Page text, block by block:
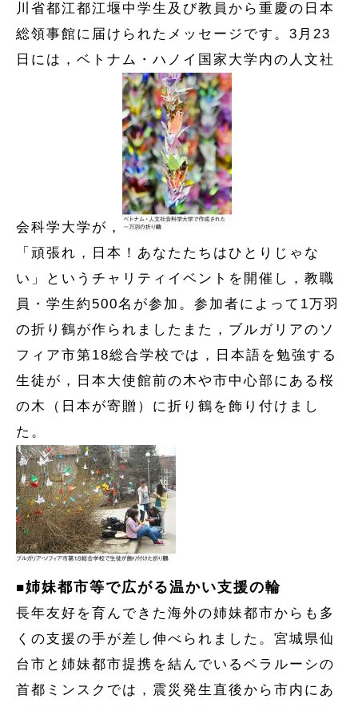
川省都江都江堰中学生及び教員から重慶の日本
総領事館に届けられたメッセージです。3月23
日には，ベトナム・ハノイ国家大学内の人文社
会科学大学が，
「頑張れ，日本！あなたたちはひとりじゃな
い」というチャリティイベントを開催し，教職
員・学生約500名が参加。参加者によって1万羽
の折り鶴が作られましたまた，ブルガリアのソ
フィア市第18総合学校では，日本語を勉強する
生徒が，日本大使館前の木や市中心部にある桜
の木（日本が寄贈）に折り鶴を飾り付けまし
た。
■姉妹都市等で広がる温かい支援の輪
長年友好を育んできた海外の姉妹都市からも多
くの支援の手が差し伸べられました。宮城県仙
台市と姉妹都市提携を結んでいるベラルーシの
首都ミンスクでは，震災発生直後から市内にあ